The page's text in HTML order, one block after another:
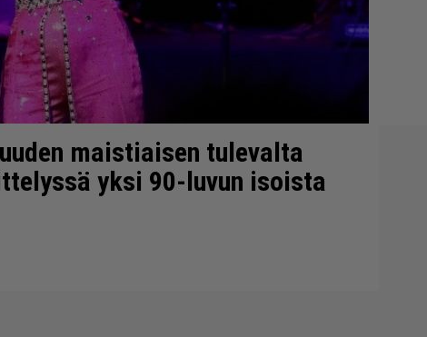
maistiaisen tulevalta
yksi 90-luvun isoista